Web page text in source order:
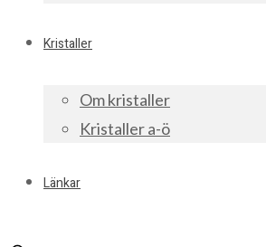
Kristaller
Om kristaller
Kristaller a-ö
Länkar